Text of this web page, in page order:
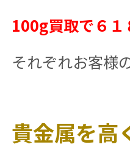
100g買取で６１
それぞれお客様
貴金属を高